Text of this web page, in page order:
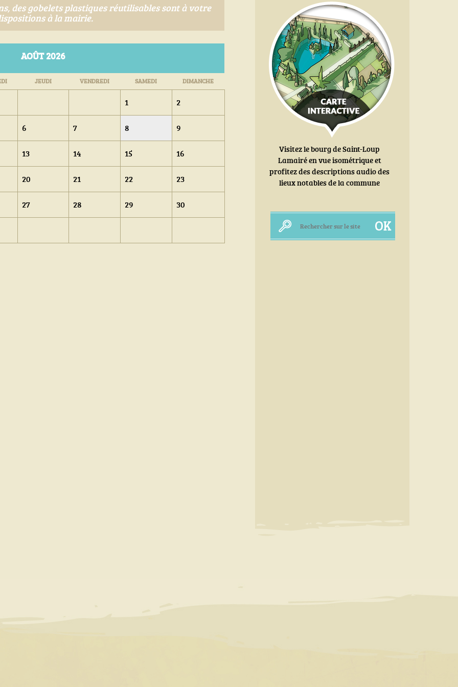
des gobelets plastiques réutilisables sont à votre
à la mairie.
AOÛT 2026
JEUDI VENDREDI SAMEDI DIMANCHE
1 2
6 7 8 9
13 14 15 16
20 21 22 23
27 28 29 30
Visitez le bourg de Saint-Loup
Lamairé en vue isométrique et
profitez des descriptions audio des
lieux notables de la commune